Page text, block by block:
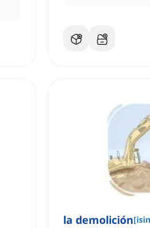
la demolición[